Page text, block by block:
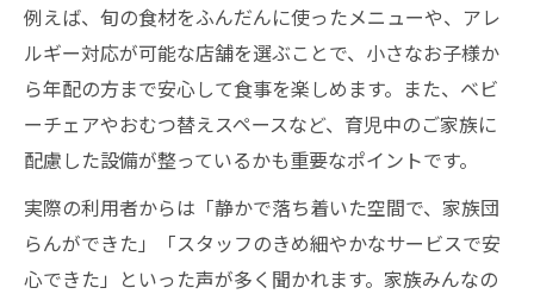
例えば、旬の食材をふんだんに使ったメニューや、アレ
ルギー対応が可能な店舗を選ぶことで、小さなお子様か
ら年配の方まで安心して食事を楽しめます。また、ベビ
ーチェアやおむつ替えスペースなど、育児中のご家族に
配慮した設備が整っているかも重要なポイントです。
実際の利用者からは「静かで落ち着いた空間で、家族団
らんができた」「スタッフのきめ細やかなサービスで安
心できた」といった声が多く聞かれます。家族みんなの